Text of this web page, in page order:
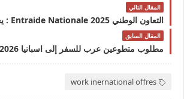
المقال التالي
المقال السابق
مطلوب متطوعين عرب للسفر إلى اسبانيا 2026
work inernational offres